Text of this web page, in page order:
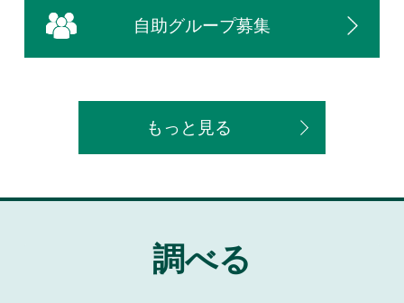
自助グループ募集
もっと見る
調べる